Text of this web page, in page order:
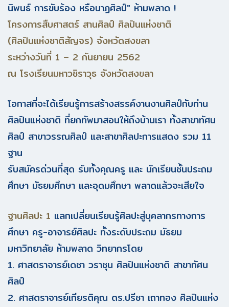
นิพนธ์ การขับร้อง หรือนาฏศิลป์" ห้ามพลาด !
โครงการสืบศาสตร์ สานศิลป์ ศิลปินแห่งชาติ
(ศิลปินแห่งชาติสัญจร) จังหวัดสงขลา
ระหว่างวันที่ 1 – 2 กันยายน 2562
ณ โรงเรียนมหาวชิราวุธ จังหวัดสงขลา
โอกาสที่จะได้เรียนรู้การสร้างสรรค์งานงานศิลป์กับท่าน
ศิลปินแห่งชาติ ที่ยกทัพมาสอนให้ถึงบ้านเรา ทั้งสาขาทัศน
ศิลป์ สาขาวรรณศิลป์ และสาขาศิลปะการแสดง รวม 11
ฐาน
รับสมัครด่วนที่สุด รับทั้งคุณครู และ นักเรียนชั้นประถม
ศึกษา มัธยมศึกษา และอุดมศึกษา พลาดแล้วจะเสียใจ
ฐานศิลปะ 1 แลกเปลี่ยนเรียนรู้ศิลปะสู่บุคลากรทางการ
ศึกษา ครู-อาจารย์ศิลปะ ทั้งระดับประถม มัธยม
มหาวิทยาลัย ห้ามพลาด วิทยากรโดย
1. ศาสตราจารย์เดชา วราชุน ศิลปินแห่งชาติ สาขาทัศน
ศิลป์
2. ศาสตราจารย์เกียรติคุณ ดร.ปรีชา เถาทอง ศิลปินแห่ง